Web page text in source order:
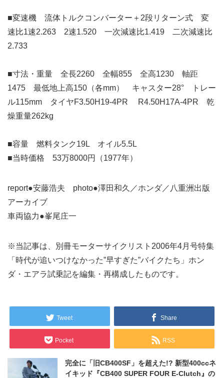
■変速機 流体トルクコンバーター＋2段リターン式 変
速比1速2.263 2速1.520 一次減速比1.419 二次減速比
2.733
■寸法・重量 全長2260 全幅855 全高1230 軸距
1475 最低地上高150（各mm） キャスター28° トレー
ル115mm タイヤF3.50H19-4PR R4.50H17A-4PR 乾
燥重量262kg
■容量 燃料タンク19L オイル5.5L
■当時価格 53万8000円（1977年）
report●安藤浩夫 photo●澤田和久／ホンダ／八重洲出版
アーカイブ
車両協力●峯尾庄一
※当記事は、別冊モーターサイクリスト2006年4月号特集
「時代が追いつけなかった”早すぎた”バイクたち」ホン
ダ・エアラ試乗記を編集・再構成したものです。
Tweet Share
Pocket RSS
完全に「旧CB400SF」を超えた!? 新型400ccネ
イキッド『CB400 SUPER FOUR E-Clutch』の